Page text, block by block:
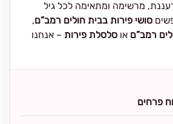
מרשימה ומתאימה לכל גיל
סושי פירות בבית חולים רמב”ם,
רמב”ם או סלסלת פירות – אנחנו
פרחים